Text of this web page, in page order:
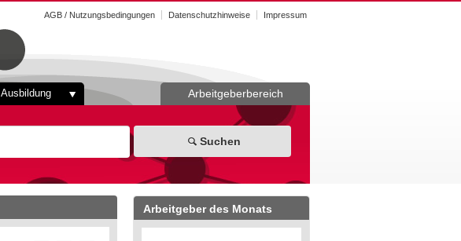
AGB / Nutzungsbedingungen Datenschutzhinweise Impressum
Ausbildung Arbeitgeberbereich
Suchen
Arbeitgeber des Monats